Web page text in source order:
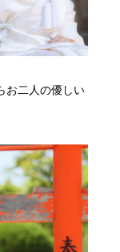
お二人の優しい